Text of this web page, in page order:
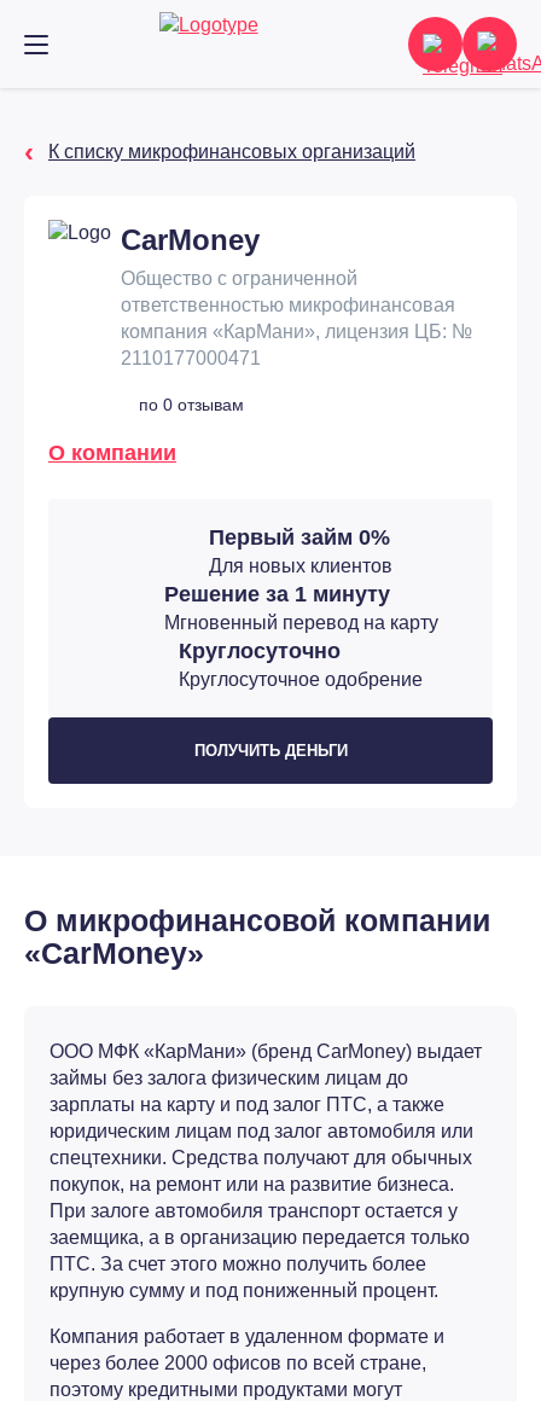
К списку микрофинансовых организаций
CarMoney
Общество с ограниченной
ответственностью микрофинансовая
компания «КарМани», лицензия ЦБ: №
2110177000471
по 0 отзывам
О компании
Первый займ 0%
Для новых клиентов
Решение за 1 минуту
Мгновенный перевод на карту
Круглосуточно
Круглосуточное одобрение
ПОЛУЧИТЬ ДЕНЬГИ
О микрофинансовой компании
«CarMoney»
ООО МФК «КарМани» (бренд CarMoney) выдает
займы без залога физическим лицам до
зарплаты на карту и под залог ПТС, а также
юридическим лицам под залог автомобиля или
спецтехники. Средства получают для обычных
покупок, на ремонт или на развитие бизнеса.
При залоге автомобиля транспорт остается у
заемщика, а в организацию передается только
ПТС. За счет этого можно получить более
крупную сумму и под пониженный процент.
Компания работает в удаленном формате и
через более 2000 офисов по всей стране,
поэтому кредитными продуктами могут